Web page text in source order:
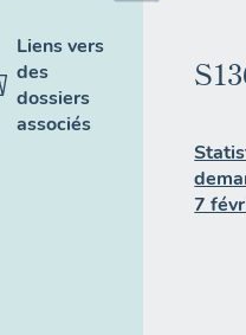
Liens vers
des
dossiers
associés
7